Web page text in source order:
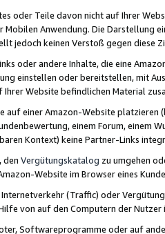
oder Teile davon nicht auf Ihrer
Mobilen Anwendung. Die Darstellung
jedoch keinen Verstoß gegen diese
oder andere Inhalte, die eine
einstellen oder bereitstellen, mit
Website befindlichen Material
auf einer Amazon-Website
einem Forum, einem
Kontext) keine Partner-Links
den Vergütungskatalog zu umgehen
Website im Browser eines
Internetverkehr (Traffic) oder
von auf den Computern der
Softwareprogramme oder auf